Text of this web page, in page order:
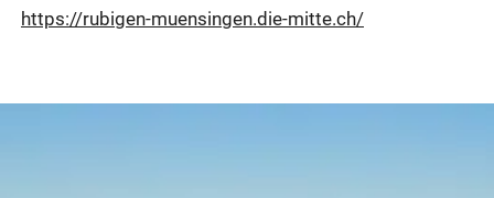
https://rubigen-muensingen.die-mitte.ch/